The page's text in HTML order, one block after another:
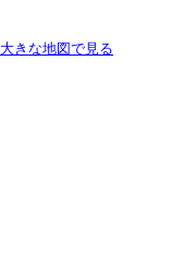
大きな地図で見る